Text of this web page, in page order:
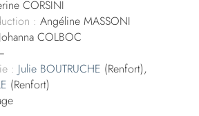
CORSINI
: Angéline MASSONI
Johanna COLBOC
: Julie BOUTRUCHE (Renfort),
(Renfort)